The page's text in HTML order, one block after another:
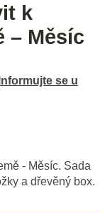
k
– Měsíc
se u
- Měsíc. Sada
a dřevěný box.